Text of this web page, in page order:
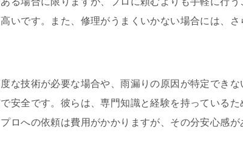
いです。また、修理がうまくいかない場合には、
な技術が必要な場合や、雨漏りの原因が特定でき
安全です。彼らは、専門知識と経験を持っている
ロへの依頼は費用がかかりますが、その分安心感が